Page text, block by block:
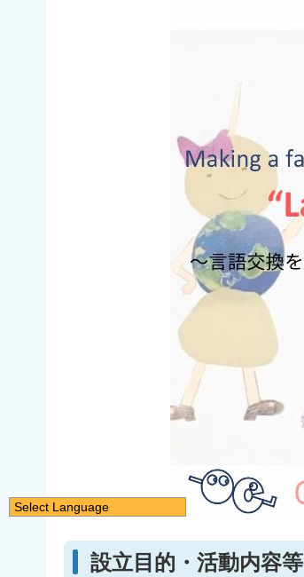
設立目的・活動内容等
Select Language